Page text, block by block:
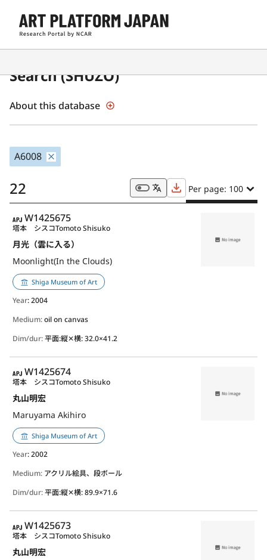
Japanese Museum Collections
Search (SHŪZŌ)
About this database
A6008
22 Per page: 100
APJ
W1425675
月光（雲に入る）
Moonlight(In the Clouds)
塔本 シスコTomoto Shisuko
Shiga Museum of Art
Year: 2004
Medium:oil on canvas
Dim/dur:平面:縦✕横: 32.0×41.2
APJ
W1425674
丸山明宏
Maruyama Akihiro
塔本 シスコTomoto Shisuko
Shiga Museum of Art
Year: 2002
Medium: アクリル絵具、段ボール
Dim/dur:平面:縦✕横: 89.9×71.6
APJ
W1425673
丸山明宏
塔本 シスコTomoto Shisuko